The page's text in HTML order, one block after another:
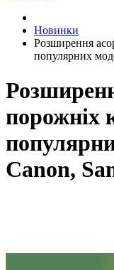
Новинки
Розширення
популярних
порожніх
Canon,